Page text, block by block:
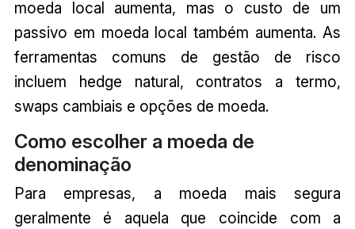
moeda local aumenta, mas o custo de um
passivo em moeda local também aumenta. As
ferramentas comuns de gestão de risco
incluem hedge natural, contratos a termo,
swaps cambiais e opções de moeda.
Como escolher a moeda de
denominação
Para empresas, a moeda mais segura
geralmente é aquela que coincide com a